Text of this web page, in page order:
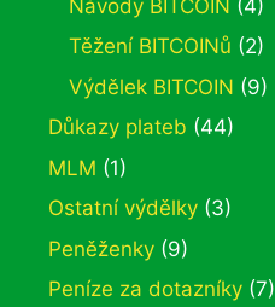
Návody BITCOIN (4)
Těžení BITCOINů (2)
Výdělek BITCOIN (9)
Důkazy plateb (44)
MLM (1)
Ostatní výdělky (3)
Peněženky (9)
Peníze za dotazníky (7)